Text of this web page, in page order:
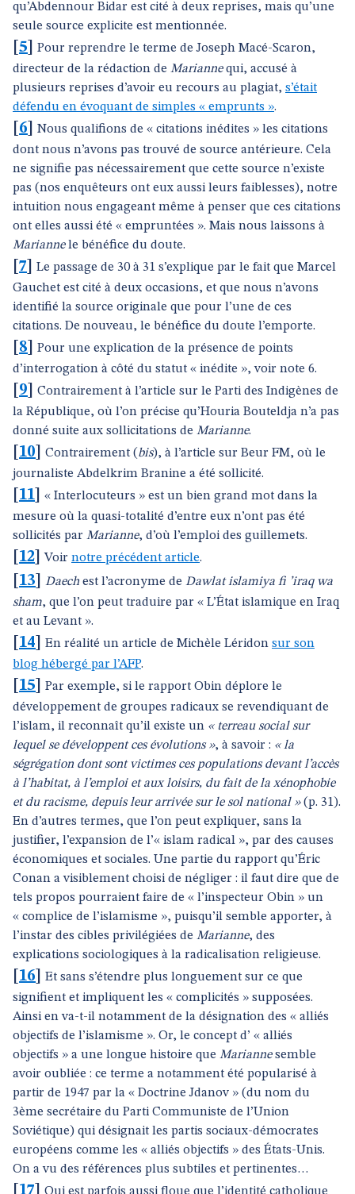
qu’Abdennour Bidar est cité à deux reprises, mais qu’une
seule source explicite est mentionnée.
5
Pour reprendre le terme de Joseph Macé-Scaron,
directeur de la rédaction de Mariannequi, accusé à
plusieurs reprises d’avoir eu recours au plagiat, s’était
défendu en évoquant de simples « emprunts ».
6
Nous qualifions de « citations inédites » les citations
dont nous n’avons pas trouvé de source antérieure. Cela
ne signifie pas nécessairement que cette source n’existe
pas (nos enquêteurs ont eux aussi leurs faiblesses), notre
intuition nous engageant même à penser que ces citations
ont elles aussi été « empruntées ». Mais nous laissons à
Mariannele bénéfice du doute.
7
Le passage de 30 à 31 s’explique par le fait que Marcel
Gauchet est cité à deux occasions, et que nous n’avons
identifié la source originale que pour l’une de ces
citations. De nouveau, le bénéfice du doute l’emporte.
8
Pour une explication de la présence de points
d’interrogation à côté du statut « inédite », voir note 6.
9
Contrairement à l’article sur le Parti des Indigènes de
la République, où l’on précise qu’Houria Bouteldja n’a pas
donné suite aux sollicitations de Marianne.
10 Contrairement (bis), à l’article sur Beur FM, où le
journaliste Abdelkrim Branine a été sollicité.
11
« Interlocuteurs » est un bien grand mot dans la
mesure où la quasi-totalité d’entre eux n’ont pas été
sollicités par Marianne, d’où l’emploi des guillemets.
12 ]Voir notre précédent article.
13 Daech est l’acronyme de Dawlat islamiya fi ’iraq wa
sham, que l’on peut traduire par « L’État islamique en Iraq
et au Levant ».
14 En réalité un article de Michèle Léridon sur son
blog hébergé par l’AFP.
15
Par exemple, si le rapport Obin déplore le
développement de groupes radicaux se revendiquant de
l’islam, il reconnaît qu’il existe un « terreau social sur
lequel se développent ces évolutions », à savoir : « la
ségrégation dont sont victimes ces populations devant l’accès
à l’habitat, à l’emploi et aux loisirs, du fait de la xénophobie
et du racisme, depuis leur arrivée sur le sol national »(p. 31).
En d’autres termes, que l’on peut expliquer, sans la
justifier, l’expansion de l’« islam radical », par des causes
économiques et sociales. Une partie du rapport qu’Éric
Conan a visiblement choisi de négliger : il faut dire que de
tels propos pourraient faire de « l’inspecteur Obin » un
« complice de l’islamisme », puisqu’il semble apporter, à
l’instar des cibles privilégiées de Marianne, des
explications sociologiques à la radicalisation religieuse.
16
Et sans s’étendre plus longuement sur ce que
signifient et impliquent les « complicités » supposées.
Ainsi en va-t-il notamment de la désignation des « alliés
objectifs de l’islamisme ». Or, le concept d’ « alliés
objectifs » a une longue histoire que Mariannesemble
avoir oubliée : ce terme a notamment été popularisé à
partir de 1947 par la « Doctrine Jdanov » (du nom du
3ème secrétaire du Parti Communiste de l’Union
Soviétique) qui désignait les partis sociaux-démocrates
européens comme les « alliés objectifs » des États-Unis.
On a vu des références plus subtiles et pertinentes…
17